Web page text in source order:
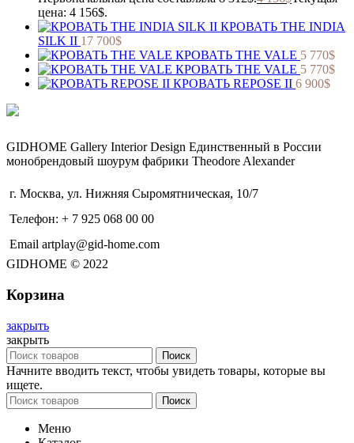
цена: 4 156$.
КРОВАТЬ THE INDIA
SILK II 17 700$
КРОВАТЬ THE VALE 5 770$
КРОВАТЬ THE VALE 5 770$
КРОВАТЬ REPOSE II 6 900$
GIDHOME Gallery Interior Design Единственный в России
монобрендовый шоурум фабрики Theodore Alexander
г. Москва, ул. Нижняя Сыромятническая, 10/7
Телефон: + 7 925 068 00 00
Email artplay@gid-home.com
GIDHOME © 2022
Корзина
закрыть
закрыть
Поиск
Начните вводить текст, чтобы увидеть товары, которые вы
ищете.
Поиск
Меню